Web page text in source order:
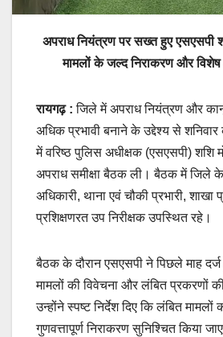
अपराध नियंत्रण पर सख्त हुए एसएसपी
मामलों के जल्द निराकरण और विशेष
रायगढ़ : जिले में अपराध नियंत्रण और
अधिक प्रभावी बनाने के उद्देश्य से
में वरिष्ठ पुलिस अधीक्षक (एसएसपी) शशि
अपराध समीक्षा बैठक ली। बैठक में जिले
अधिकारी, थाना एवं चौकी प्रभारी, शाखा
प्रशिक्षणरत उप निरीक्षक उपस्थित रहे।
बैठक के दौरान एसएसपी ने पिछले माह दर्ज
मामलों की विवेचना और लंबित प्रकरणों की
उन्होंने स्पष्ट निर्देश दिए कि लंबित
गुणवत्तापूर्ण निराकरण सुनिश्चित किया